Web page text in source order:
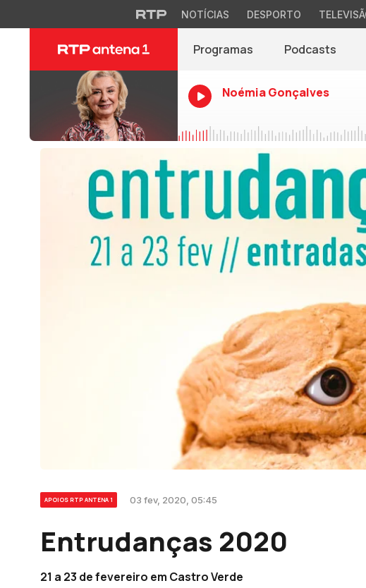
NOTÍCIAS DESPORTO
Programas Podcasts
Noémia Gonçalves
APOIOS RTP ANTENA 1 03 fev, 2020, 05:45
Entrudanças 2020
21 a 23 de fevereiro em Castro Verde